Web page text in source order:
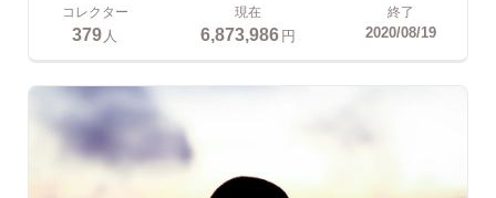
コレクター
379人
現在
6,873,986円
終了
2020/08/19